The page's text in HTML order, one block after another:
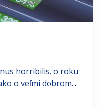
horribilis, o roku
o veľmi dobrom...